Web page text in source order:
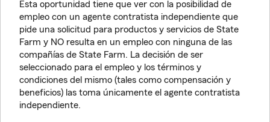
Esta oportunidad tiene que ver con la posibilidad de
empleo con un agente contratista independiente que
pide una solicitud para productos y servicios de State
Farm y NO resulta en un empleo con ninguna de las
compañías de State Farm. La decisión de ser
seleccionado para el empleo y los términos y
condiciones del mismo (tales como compensación y
beneficios) las toma únicamente el agente contratista
independiente.